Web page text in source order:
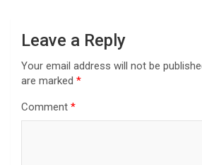
Leave a Reply
Your email address will not be
are marked *
Comment *